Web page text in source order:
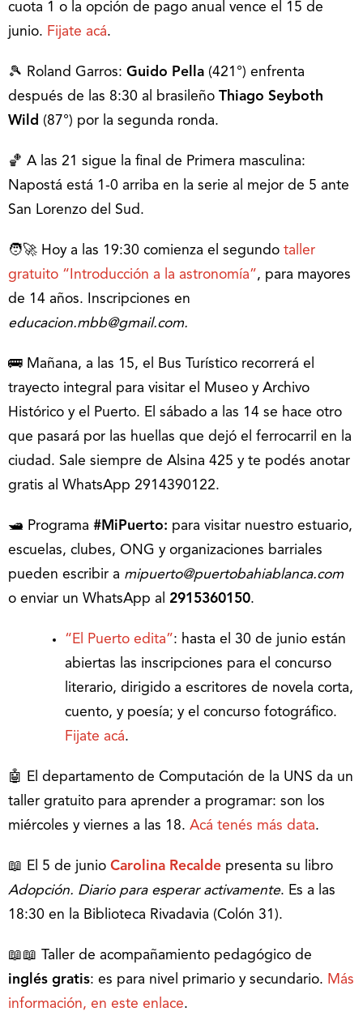
cuota 1 o la opción de pago anual vence el 15 de
junio. Fijate acá.
🎾 Roland Garros: Guido Pella (421°) enfrenta
después de las 8:30 al brasileño
Thiago Seyboth
Wild (87°) por la segunda ronda.
🏀 A las 21 sigue la final de Primera masculina:
Napostá está 1-0 arriba en la serie al mejor de 5 ante
San Lorenzo del Sud.
🧑‍🚀 Hoy a las 19:30 comienza el segundo taller
gratuito “Introducción a la astronomía”, para mayores
de 14 años. Inscripciones en
educacion.mbb@gmail.com.
🚌 Mañana, a las 15, el Bus Turístico recorrerá el
trayecto integral para visitar el Museo y Archivo
Histórico y el Puerto. El sábado a las 14 se hace otro
que pasará por las huellas que dejó el ferrocarril en la
ciudad. Sale siempre de Alsina 425 y te podés anotar
gratis al WhatsApp 2914390122.
🛥 Programa #MiPuerto: para visitar nuestro estuario,
escuelas, clubes, ONG y organizaciones barriales
pueden escribir a mipuerto@puertobahiablanca.com
o enviar un WhatsApp al 2915360150.
“El Puerto edita”: hasta el 30 de junio están
abiertas las inscripciones para el concurso
literario, dirigido a escritores de novela corta,
cuento, y poesía; y el concurso fotográfico.
Fijate acá.
🤖 El departamento de Computación de la UNS da un
taller gratuito para aprender a programar: son los
miércoles y viernes a las 18. Acá tenés más data.
📖 El 5 de junio Carolina Recalde presenta su libro
Adopción. Diario para esperar activamente. Es a las
18:30 en la Biblioteca Rivadavia (Colón 31).
📖📖 Taller de acompañamiento pedagógico de
inglés gratis: es para nivel primario y secundario. Más
información, en este enlace.